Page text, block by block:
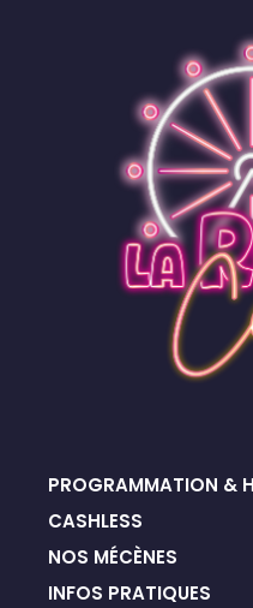
PROGRAMMATION &
CASHLESS
NOS MÉCÈNES
INFOS PRATIQUES